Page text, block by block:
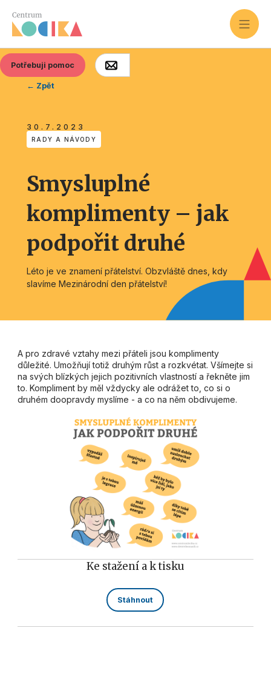
Potřebuji pomoc
← Zpět
30.7.2023
RADY A NÁVODY
Smysluplné
komplimenty – jak
podpořit druhé
Léto je ve znamení přátelství. Obzvláště dnes, kdy
slavíme Mezinárodní den přátelství!
A pro zdravé vztahy mezi přáteli jsou komplimenty
důležité. Umožňují totiž druhým růst a rozkvétat. Všímejte si
na svých blízkých jejich pozitivních vlastností a řekněte jim
to. Kompliment by měl vždycky ale odrážet to, co si o
druhém doopravdy myslíme - a co na něm obdivujeme.
Ke stažení a k tisku
Stáhnout